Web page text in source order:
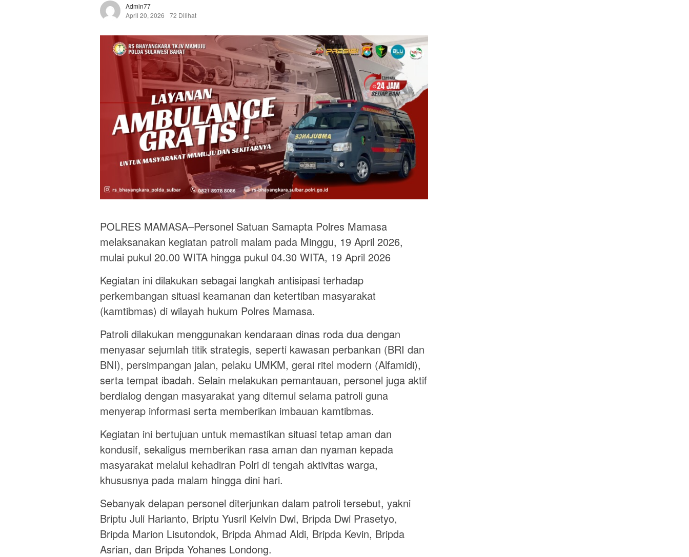
Admin77
April 20, 2026
72 Dilihat
POLRES MAMASA–Personel Satuan Samapta Polres Mamasa
melaksanakan kegiatan patroli malam pada Minggu, 19 April 2026,
mulai pukul 20.00 WITA hingga pukul 04.30 WITA, 19 April 2026
Kegiatan ini dilakukan sebagai langkah antisipasi terhadap
perkembangan situasi keamanan dan ketertiban masyarakat
(kamtibmas) di wilayah hukum Polres Mamasa.
Patroli dilakukan menggunakan kendaraan dinas roda dua dengan
menyasar sejumlah titik strategis, seperti kawasan perbankan (BRI dan
BNI), persimpangan jalan, pelaku UMKM, gerai ritel modern (Alfamidi),
serta tempat ibadah. Selain melakukan pemantauan, personel juga aktif
berdialog dengan masyarakat yang ditemui selama patroli guna
menyerap informasi serta memberikan imbauan kamtibmas.
Kegiatan ini bertujuan untuk memastikan situasi tetap aman dan
kondusif, sekaligus memberikan rasa aman dan nyaman kepada
masyarakat melalui kehadiran Polri di tengah aktivitas warga,
khususnya pada malam hingga dini hari.
Sebanyak delapan personel diterjunkan dalam patroli tersebut, yakni
Briptu Juli Harianto, Briptu Yusril Kelvin Dwi, Bripda Dwi Prasetyo,
Bripda Marion Lisutondok, Bripda Ahmad Aldi, Bripda Kevin, Bripda
Asrian, dan Bripda Yohanes Londong.